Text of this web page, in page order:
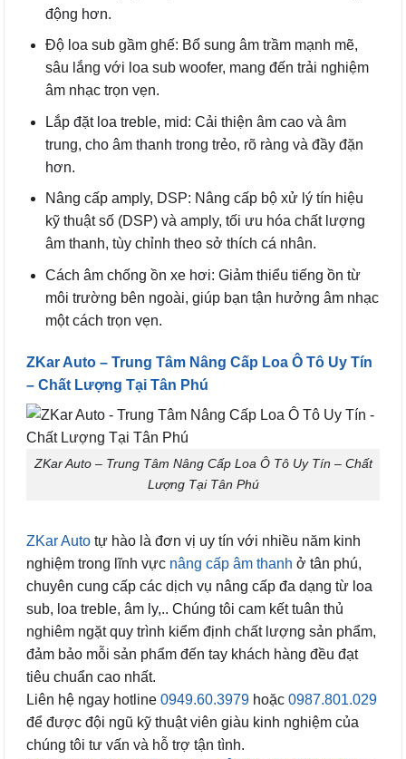
động hơn.
Độ loa sub gầm ghế: Bổ sung âm trầm mạnh mẽ,
sâu lắng với loa sub woofer, mang đến trải nghiệm
âm nhạc trọn vẹn.
Lắp đặt loa treble, mid: Cải thiện âm cao và âm
trung, cho âm thanh trong trẻo, rõ ràng và đầy đặn
hơn.
Nâng cấp amply, DSP: Nâng cấp bộ xử lý tín hiệu
kỹ thuật số (DSP) và amply, tối ưu hóa chất lượng
âm thanh, tùy chỉnh theo sở thích cá nhân.
Cách âm chống ồn xe hơi: Giảm thiểu tiếng ồn từ
môi trường bên ngoài, giúp bạn tận hưởng âm nhạc
một cách trọn vẹn.
ZKar Auto – Trung Tâm Nâng Cấp Loa Ô Tô Uy Tín
– Chất Lượng Tại Tân Phú
ZKar Auto – Trung Tâm Nâng Cấp Loa Ô Tô Uy Tín – Chất
Lượng Tại Tân Phú
ZKar Auto tự hào là đơn vị uy tín với nhiều năm kinh
nghiệm trong lĩnh vực nâng cấp âm thanh ở tân phú,
chuyên cung cấp các dịch vụ nâng cấp đa dạng từ loa
sub, loa treble, âm ly,.. Chúng tôi cam kết tuân thủ
nghiêm ngặt quy trình kiểm định chất lượng sản phẩm,
đảm bảo mỗi sản phẩm đến tay khách hàng đều đạt
tiêu chuẩn cao nhất.
Liên hệ ngay hotline 0949.60.3979 hoặc 0987.801.029
để được đội ngũ kỹ thuật viên giàu kinh nghiệm của
chúng tôi tư vấn và hỗ trợ tận tình.